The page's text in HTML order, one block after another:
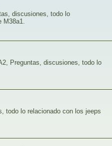
discusiones, todo lo
Preguntas, discusiones, todo lo
todo lo relacionado con los jeeps